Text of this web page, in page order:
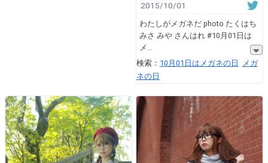
2015/10/01
わたしがメガネだ photo たくはち
みさ みや さんはれ #10月01日は
メ
検索： 10月01日はメガネの日
メガ
ネの日